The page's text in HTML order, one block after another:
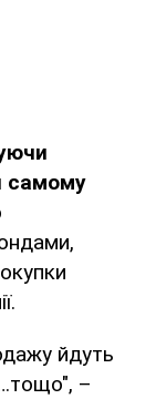
самому
йдуть
–